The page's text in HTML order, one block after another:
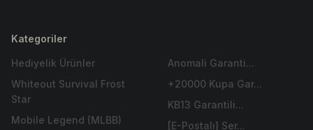
Kategoriler
Hediyelik Ürünler
Whiteout Survival Frost
Star
Mobile Legend (MLBB)
Anomali Garanti...
+20000 Kupa Gar...
KB13 Garantili...
[E-Postalı] Ser...